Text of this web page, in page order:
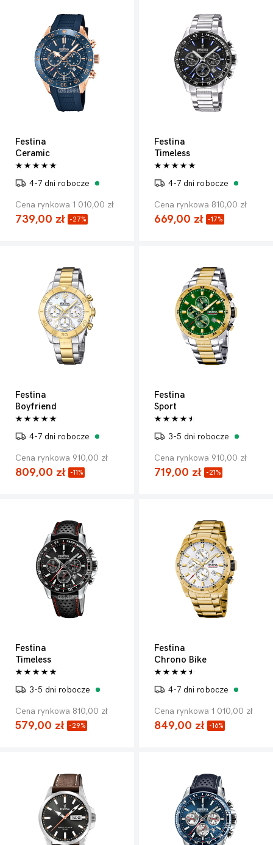
Festina
Ceramic
4-7 dni robocze
Cena rynkowa 1 010,00 zł
739,00 zł -27%
Festina
Timeless
4-7 dni robocze
Cena rynkowa 810,00 zł
669,00 zł -17%
Festina
Boyfriend
4-7 dni robocze
Cena rynkowa 910,00 zł
809,00 zł -11%
Festina
Sport
3-5 dni robocze
Cena rynkowa 910,00 zł
719,00 zł -21%
Festina
Timeless
3-5 dni robocze
Cena rynkowa 810,00 zł
579,00 zł -29%
Festina
Chrono Bike
4-7 dni robocze
Cena rynkowa 1 010,00 zł
849,00 zł -16%